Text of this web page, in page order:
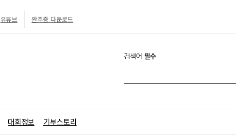
유튜브 완주증 다운로드
검색어 필수
대회정보 기부스토리